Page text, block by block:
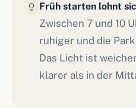
Früh starten lohnt
Zwischen 7 und 10
ruhiger und die
Das Licht ist
klarer als in der